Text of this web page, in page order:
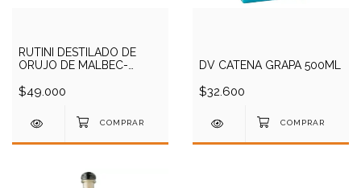
RUTINI DESTILADO DE
ORUJO DE MALBEC-
$49.000
DV CATENA GRAPA 500ML
$32.600